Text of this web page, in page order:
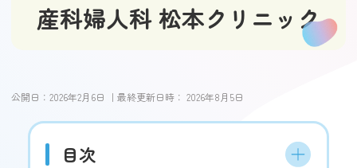
産科婦人科 松本クリニック
公開日：2026年2月6日 ｜最終更新日時：2026年8月5日
目次